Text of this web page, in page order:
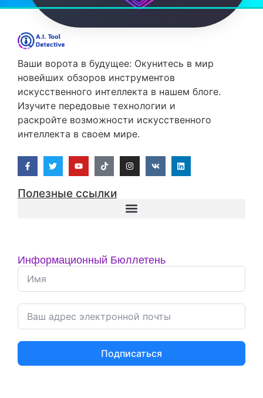
Ваши ворота в будущее: Окунитесь в мир
новейших обзоров инструментов
искусственного интеллекта в нашем блоге.
Изучите передовые технологии и
раскройте возможности искусственного
интеллекта в своем мире.
Полезные ссылки
Информационный Бюллетень
Подписаться